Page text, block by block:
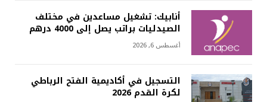
أنابيك: تشغيل مساعدين في مختلف
الصيدليات براتب يصل إلى 4000 درهم
أغسطس 6, 2026
التسجيل في أكاديمية الفتح الرباطي
لكرة القدم 2026